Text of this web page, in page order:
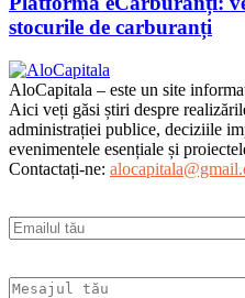
stocurile de carburanți
AloCapitala – este un site
Aici veți găsi știri despre
administrației publice, deciziile
evenimentele esențiale și
Contactați-ne: